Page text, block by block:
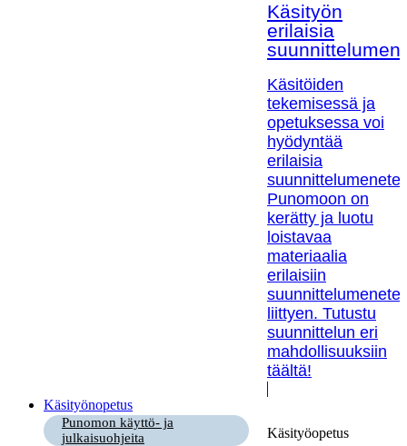
Käsityön
erilaisia
Käsitöiden
tekemisessä ja
opetuksessa voi
hyödyntää
erilaisia
Punomoon on
kerätty ja luotu
loistavaa
materiaalia
erilaisiin
liittyen. Tutustu
suunnittelun eri
mahdollisuuksiin
täältä!
Käsityönopetus
Punomon käyttö- ja
julkaisuohjeita
Käsityöopetus